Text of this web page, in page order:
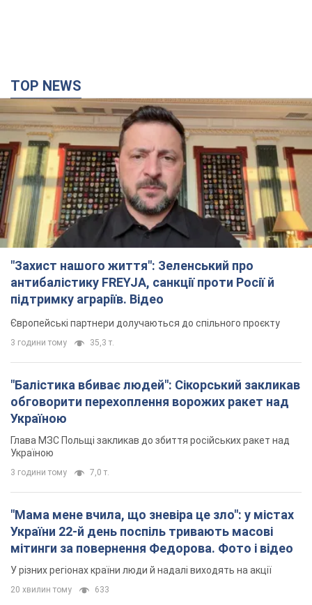
TOP NEWS
"Захист нашого життя": Зеленський про
антибалістику FREYJA, санкції проти Росії й
підтримку аграріїв. Відео
Європейські партнери долучаються до спільного проєкту
3 години тому 35,3 т.
"Балістика вбиває людей": Сікорський закликав
обговорити перехоплення ворожих ракет над
Україною
Глава МЗС Польщі закликав до збиття російських ракет над
Україною
3 години тому 7,0 т.
"Мама мене вчила, що зневіра це зло": у містах
України 22-й день поспіль тривають масові
мітинги за повернення Федорова. Фото і відео
У різних регіонах країни люди й надалі виходять на акції
20 хвилин тому 633